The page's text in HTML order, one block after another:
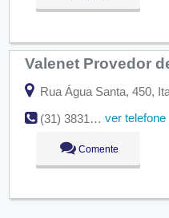
Valenet Provedor
Rua Água Santa, 450,
(31) 3831-6525
ver telefone
Comente